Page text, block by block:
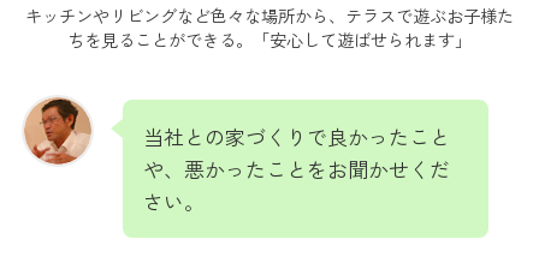
キッチンやリビングなど色々な場所から、テラスで遊ぶお子様た
ちを見ることができる。「安心して遊ばせられます」
当社との家づくりで良かったこと
や、悪かったことをお聞かせくだ
さい。